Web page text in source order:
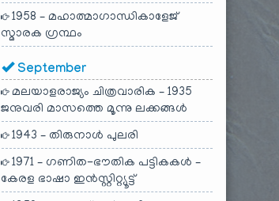
1958 – മഹാത്മാഗാന്ധികാളേജ്
സ്മാരക ഗ്രന്ഥം
September
മലയാളരാജ്യം ചിത്രവാരിക – 1935
ജനുവരി മാസത്തെ മൂന്നു ലക്കങ്ങൾ
1943 – തിരുനാൾ പുലരി
1971 – ഗണിത-ഭൗതിക പട്ടികകൾ –
കേരള ഭാഷാ ഇൻസ്റ്റിറ്റ്യൂട്ട്